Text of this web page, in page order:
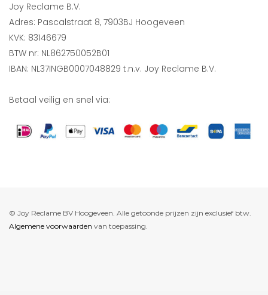
Joy Reclame B.V.
Adres: Pascalstraat 8, 7903BJ Hoogeveen
KVK: 83146679
BTW nr: NL862750052B01
IBAN: NL37INGB0007048829 t.n.v. Joy Reclame B.V.
Betaal veilig en snel via:
© Joy Reclame BV Hoogeveen. Alle getoonde prijzen zijn exclusief btw.
Algemene voorwaarden van toepassing.